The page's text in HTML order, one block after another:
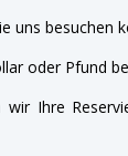
besuchen
oder Pfund
Ihre